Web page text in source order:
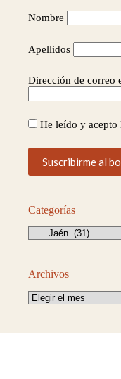
Nombre
Apellidos
Dirección de correo
He leído y acepto
Categorías
Categorías
Archivos
Archivos